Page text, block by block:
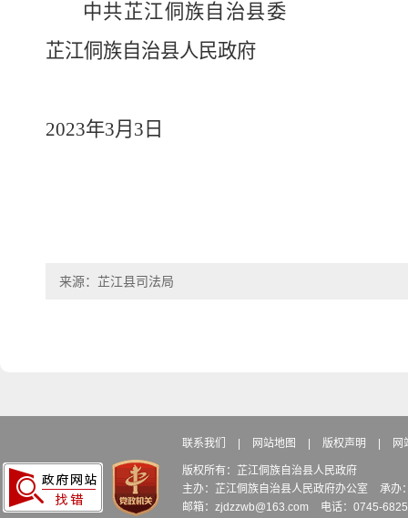
中共芷江侗族自治县委
芷江侗族自治县人民政府
2023年3月 3 日
来源：芷江县司法局
联系我们 网站地图 版权声明 网
版权所有：芷江侗族自治县人民政府
主办：芷江侗族自治县人民政府办公室
承办
邮箱：zjdzzwb@163.com
电话：0745-